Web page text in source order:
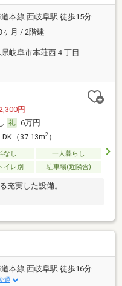
本線 西岐阜駅 徒歩15分
ヶ月 / 2階建
岐阜市本荘西４丁目
円
6万円
（37.13m2）
なし
一人暮らし
イレ別 駐車場(近隣含)
充実した設備。
本線 西岐阜駅 徒歩16分
通